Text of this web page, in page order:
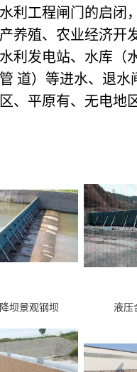
利工程闸门的启闭
养殖、农业经济开
利发电站、水库（
道）等进水、退水
、平原有、无电地
坝景观钢坝 液压